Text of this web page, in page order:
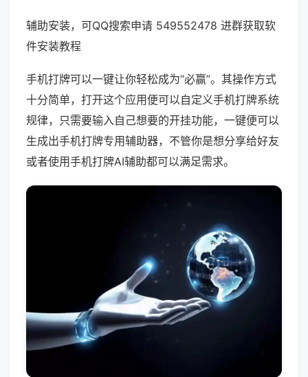
辅助安装，可QQ搜索申请 549552478 进群获取软
件安装教程
手机打牌可以一键让你轻松成为“必赢”。其操作方式
十分简单，打开这个应用便可以自定义手机打牌系统
规律，只需要输入自己想要的开挂功能，一键便可以
生成出手机打牌专用辅助器，不管你是想分享给好友
或者使用手机打牌AI辅助都可以满足需求。